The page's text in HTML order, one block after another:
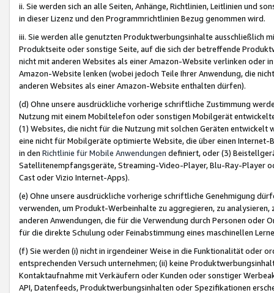
ii. Sie werden sich an alle Seiten, Anhänge, Richtlinien, Leitlinien und
in dieser Lizenz und den Programmrichtlinien Bezug genommen wird.
iii. Sie werden alle genutzten Produktwerbungsinhalte ausschließlich
Produktseite oder sonstige Seite, auf die sich der betreffende
nicht mit anderen Websites als einer Amazon-Website verlinken oder
Amazon-Website lenken (wobei jedoch Teile Ihrer Anwendung, die
anderen Websites als einer Amazon-Website enthalten dürfen).
(d) Ohne unsere ausdrückliche vorherige schriftliche Zustimmung
Nutzung mit einem Mobiltelefon oder sonstigen Mobilgerät
(1) Websites, die nicht für die Nutzung mit solchen Geräten
eine nicht für Mobilgeräte optimierte Website, die über einen
in den Richtlinie für Mobile Anwendungen definiert, oder (3)
Satellitenempfangsgeräte, Streaming-Video-Player, Blu-Ray-Player
Cast oder Vizio Internet-Apps).
(e) Ohne unsere ausdrückliche vorherige schriftliche Genehmigung
verwenden, um Produkt-Werbeinhalte zu aggregieren, zu
anderen Anwendungen, die für die Verwendung durch Personen
für die direkte Schulung oder Feinabstimmung eines maschinellen
(f) Sie werden (i) nicht in irgendeiner Weise in die Funktionalität oder
entsprechenden Versuch unternehmen; (ii) keine
Kontaktaufnahme mit Verkäufern oder Kunden oder sonstiger
API, Datenfeeds, Produktwerbungsinhalten oder Spezifikationen